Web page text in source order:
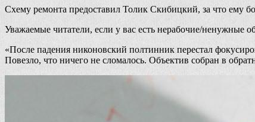
Схему ремонта предоставил Толик Скибицкий, за что ему
Уважаемые читатели, если у вас есть нерабочие/ненужные
«После падения никоновский полтинник перестал
Повезло, что ничего не сломалось. Объектив собран в